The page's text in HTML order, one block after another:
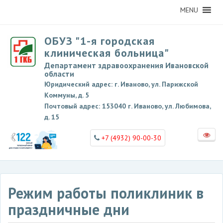
MENU
ОБУЗ "1-я городская
клиническая больница"
Департамент здравоохранения Ивановской
области
Юридический адрес: г. Иваново, ул. Парижской
Коммуны, д. 5
Почтовый адрес: 153040 г. Иваново, ул. Любимова,
д. 15
+7 (4932) 90-00-30
Режим работы поликлиник в
праздничные дни